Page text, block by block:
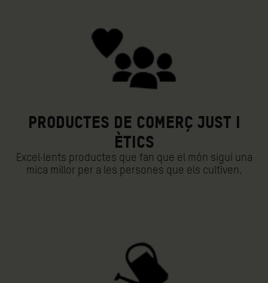
PRODUCTES DE COMERÇ JUST I
ÈTICS
Excel·lents productes que fan que el món sigui una
mica millor per a les persones que els cultiven.